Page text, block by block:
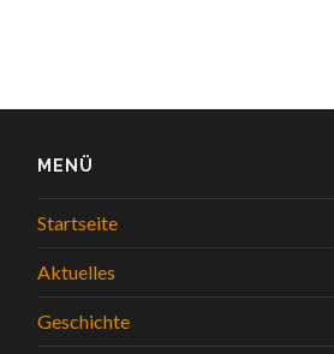
MENÜ
Startseite
Aktuelles
Geschichte